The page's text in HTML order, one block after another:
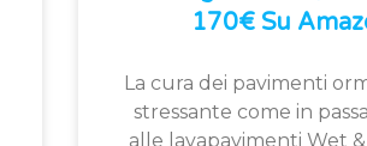
170€ Su
La cura dei pavimenti
stressante come in
alle lavapavimenti Wet